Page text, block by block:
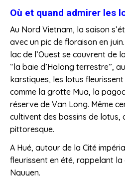
Où et quand admirer les
Au Nord Vietnam, la saison
avec un pic de floraison en
lac de l’Ouest se couvrent de
“la baie d’Halong terrestre”,
karstiques, les lotus
comme la grotte Mua, la
réserve de Van Long. Même
cultivent des bassins de lotus,
pittoresque.
A Hué, autour de la Cité
fleurissent en été, rappelant
Nguyen.